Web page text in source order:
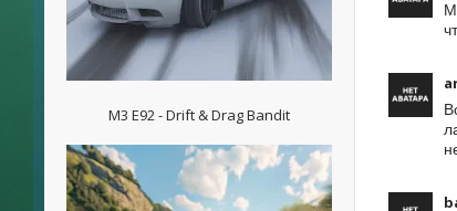
M3 E92 - Drift & Drag Bandit